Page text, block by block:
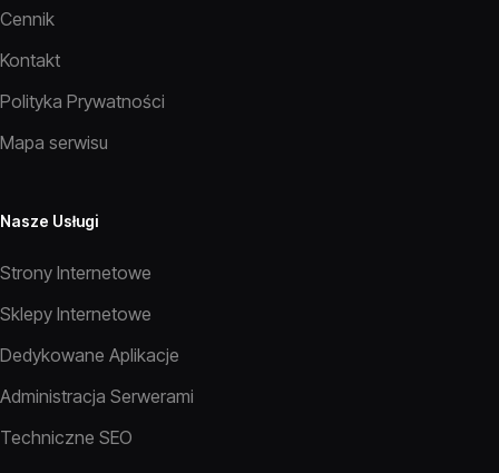
Cennik
Kontakt
Polityka Prywatności
Mapa serwisu
Nasze Usługi
Strony Internetowe
Sklepy Internetowe
Dedykowane Aplikacje
Administracja Serwerami
Techniczne SEO